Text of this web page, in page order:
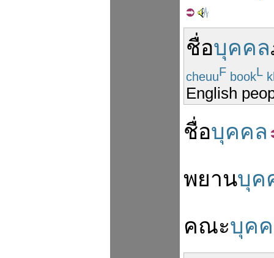
ชื่อบุคคล
cheuuF bookL
English
ชื่อบุคคล
พยานบุค
คณะบุค